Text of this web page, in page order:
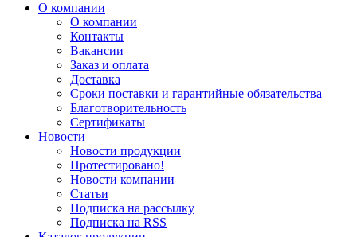
О компании
О компании
Контакты
Вакансии
Заказ и оплата
Доставка
Сроки поставки и гарантийные обязательства
Благотворительность
Сертификаты
Новости
Новости продукции
Протестировано!
Новости компании
Статьи
Подписка на рассылку
Подписка на RSS